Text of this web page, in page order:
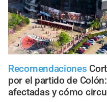
Recomendaciones
por el partido de
afectadas y cómo